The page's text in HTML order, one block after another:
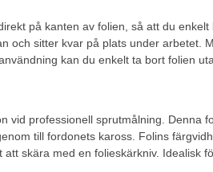
på kanten av folien, så att du enkelt
och sitter kvar på plats under arbetet.
kan du enkelt ta bort folien
vid professionell sprutmålning. Denna
till fordonets kaross. Folins
skära med en folieskärkniv. Idealisk